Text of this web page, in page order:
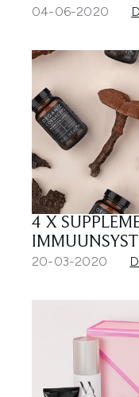
04-06-2020
4 X
20-03-2020